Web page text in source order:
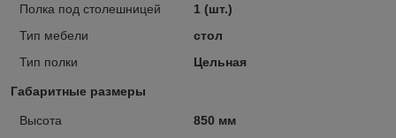
Полка под столешницей
1 (шт.)
Тип мебели
стол
Тип полки
Цельная
Габаритные размеры
Высота
850 мм